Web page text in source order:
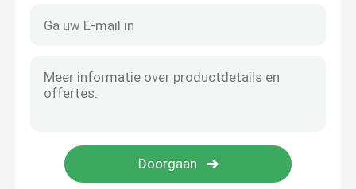
het bed van het transportbandeffect
polyurethaanblad
Ceramische Slijtagetegels